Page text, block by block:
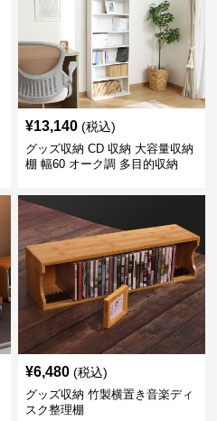
¥13,140 (税込)
グッズ収納 CD 収納 大容量収納
棚 幅60 オーク調 多目的収納
¥6,480 (税込)
グッズ収納 竹製横置き音楽ディ
スク整理棚